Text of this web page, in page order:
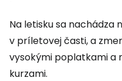
Na letisku sa
v príletovej časti, a
vysokými poplatkami a
kurzami.